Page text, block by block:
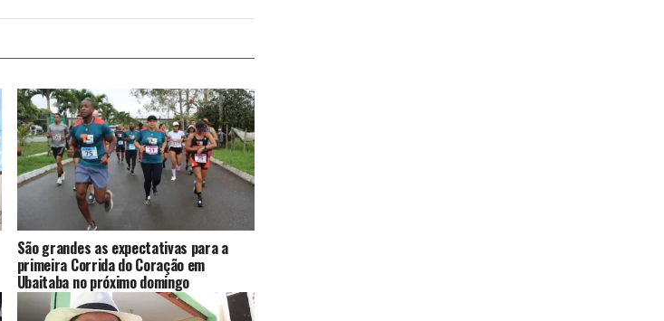
São grandes as expectativas para a
primeira Corrida do Coração em
Ubaitaba no próximo domingo